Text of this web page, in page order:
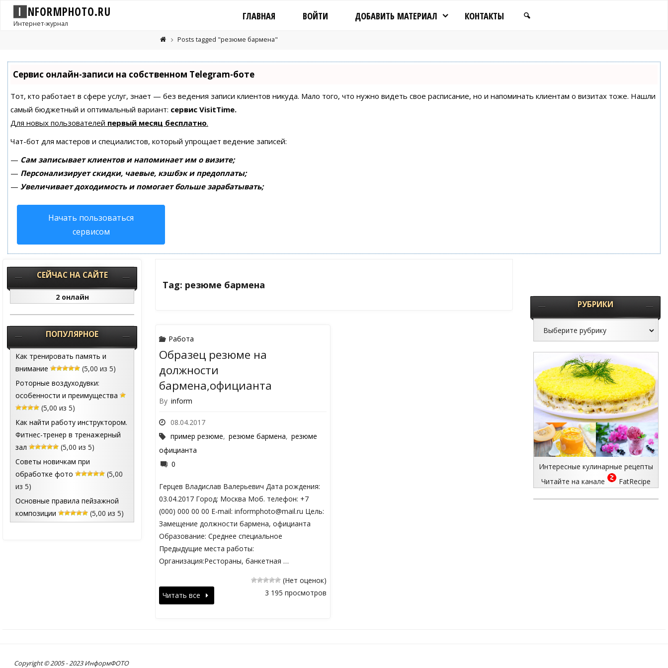
I NFORMPHOTO.RU
Интернет-журнал
ГЛАВНАЯ ВОЙТИ ДОБАВИТЬ МАТЕРИАЛ КОНТАКТЫ
Posts tagged "резюме бармена"
Сервис онлайн-записи на собственном Telegram-боте
Тот, кто работает в сфере услуг, знает — без ведения записи клиентов никуда. Мало того, что нужно видеть свое расписание, но и напоминать клиентам о визитах тоже. Нашли
самый бюджетный и оптимальный вариант: сервис VisitTime.
Для новых пользователей первый месяц бесплатно.
Чат-бот для мастеров и специалистов, который упрощает ведение записей:
— Сам записывает клиентов и напоминает им о визите;
— Персонализирует скидки, чаевые, кэшбэк и предоплаты;
— Увеличивает доходимость и помогает больше зарабатывать;
Начать пользоваться
сервисом
Tag: резюме бармена
Работа
Образец резюме на
должности
бармена,официанта
By inform
08.04.2017
пример резюме, резюме бармена, резюме
официанта
0
Герцев Владислав Валерьевич Дата рождения:
03.04.2017 Город: Москва Моб. телефон: +7
(000) 000 00 00 E-mail: informphoto@mail.ru Цель:
Замещение должности бармена, официанта
Образование: Среднее специальное
Предыдущие места работы:
Организация:Рестораны, банкетная …
(Нет оценок)
3 195 просмотров
Читать все
СЕЙЧАС НА САЙТЕ
2 онлайн
ПОПУЛЯРНОЕ
Как тренировать память и
внимание
(5,00 из 5)
Роторные воздуходувки:
особенности и преимущества
(5,00 из 5)
Как найти работу инструктором.
Фитнес-тренер в тренажерный
зал
(5,00 из 5)
Советы новичкам при
обработке фото
(5,00
из 5)
Основные правила пейзажной
композиции
(5,00 из 5)
РУБРИКИ
Интересные кулинарные рецепты
Читайте на канале
FatRecipe
Copyright © 2005 - 2023 ИнформФОТО